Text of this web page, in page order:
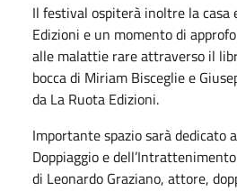
Il festival ospiterà inoltre la casa
Edizioni e un momento di
alle malattie rare attraverso il
bocca di Miriam Bisceglie e
da La Ruota Edizioni.
Importante spazio sarà dedicato
Doppiaggio e
di Leonardo Graziano, attore,